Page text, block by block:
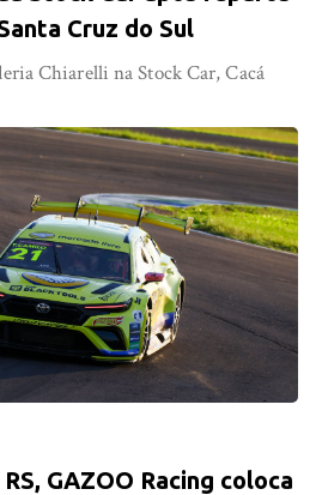
Cruz do Sul
Chiarelli na Stock Car, Cacá
GAZOO Racing coloca